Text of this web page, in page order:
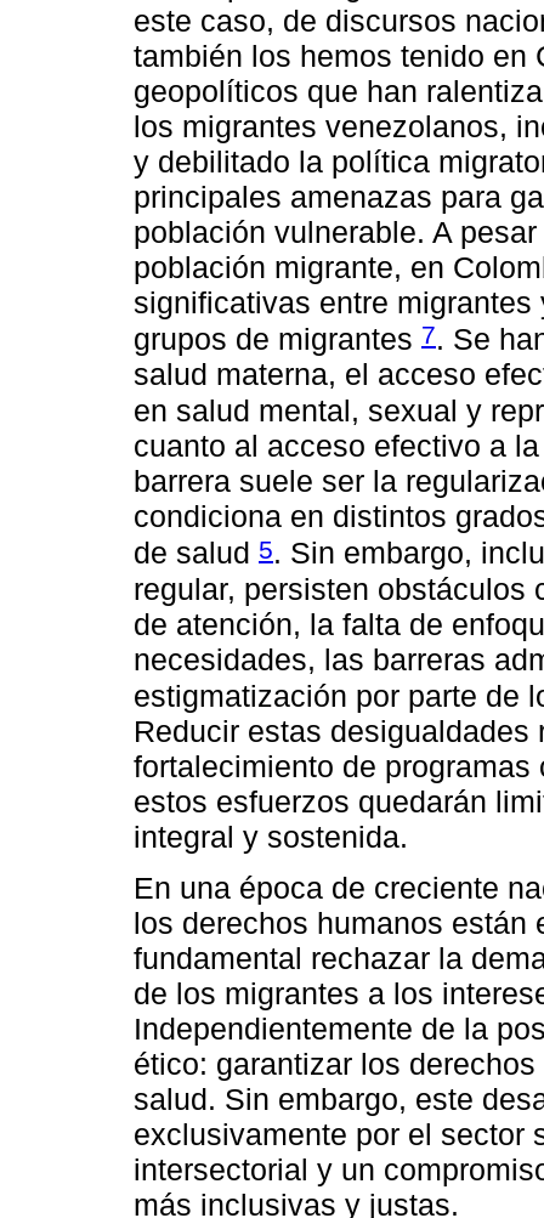
este caso, de discursos
también los hemos tenido en
geopolíticos que han
los migrantes venezolanos,
y debilitado la política
principales amenazas para
población vulnerable. A
población migrante, en
significativas entre
grupos de migrantes 7. Se
salud materna, el acceso
en salud mental, sexual y
cuanto al acceso efectivo a
barrera suele ser la
condiciona en distintos
de salud 5. Sin embargo,
regular, persisten obstáculos
de atención, la falta de
necesidades, las barreras
estigmatización por parte de
Reducir estas
fortalecimiento de
estos esfuerzos quedarán
integral y sostenida.
En una época de creciente
los derechos humanos están
fundamental rechazar la
de los migrantes a los
Independientemente de la
ético: garantizar los
salud. Sin embargo, este
exclusivamente por el sector
intersectorial y un
más inclusivas y justas.